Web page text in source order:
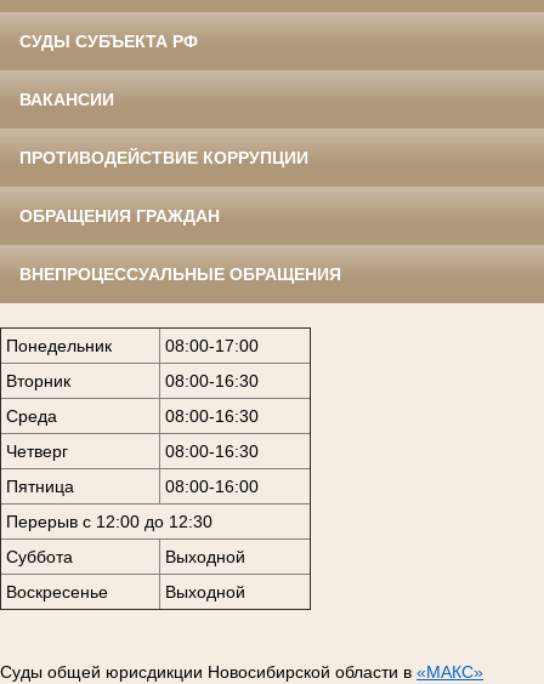
СУДЫ СУБЪЕКТА РФ
ВАКАНСИИ
ПРОТИВОДЕЙСТВИЕ КОРРУПЦИИ
ОБРАЩЕНИЯ ГРАЖДАН
ВНЕПРОЦЕССУАЛЬНЫЕ ОБРАЩЕНИЯ
Понедельник
08:00-17:00
Вторник
08:00-16:30
Среда
08:00-16:30
Четверг
08:00-16:30
Пятница
08:00-16:00
Перерыв с 12:00 до 12:30
Суббота
Выходной
Воскресенье
Выходной
Суды общей юрисдикции Новосибирской области в «МАКС»